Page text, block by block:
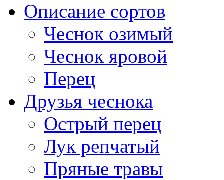
Описание сортов
Чеснок озимый
Чеснок яровой
Перец
Друзья чеснока
Острый перец
Лук репчатый
Пряные травы